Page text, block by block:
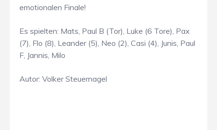
emotionalen Finale!
Es spielten: Mats, Paul B (Tor), Luke (6 Tore), Pax
(7), Flo (8), Leander (5), Neo (2), Casi (4), Junis, Paul
F, Jannis, Milo
Autor: Volker Steuernagel